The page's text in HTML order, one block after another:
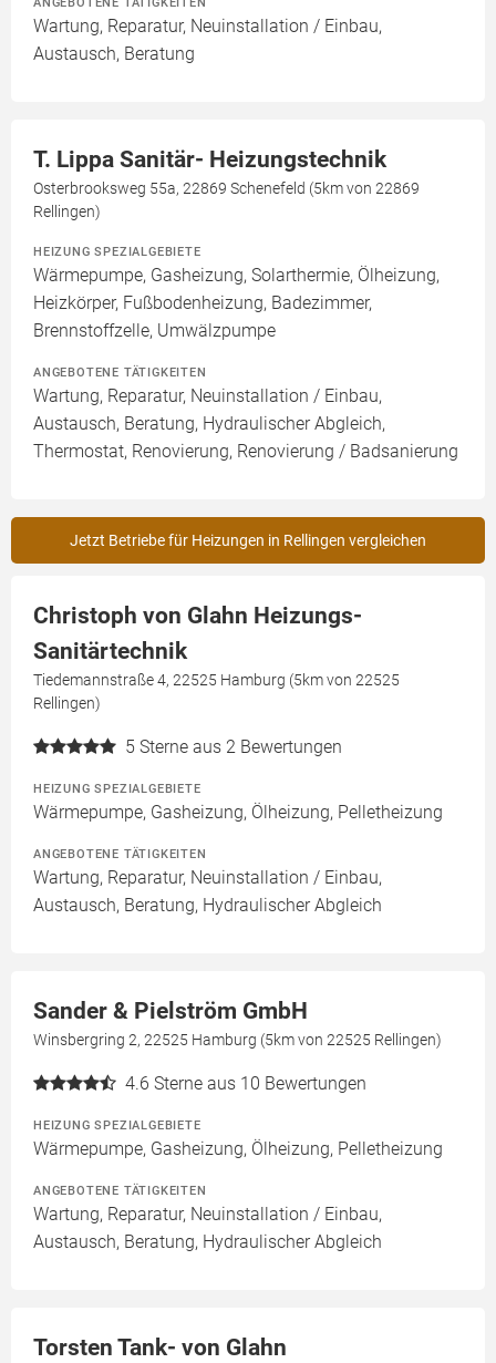
Wartung, Reparatur, Neuinstallation / Einbau,
Austausch, Beratung
T. Lippa Sanitär- Heizungstechnik
Osterbrooksweg 55a, 22869 Schenefeld (5km von 22869
Rellingen)
HEIZUNG SPEZIALGEBIETE
Wärmepumpe, Gasheizung, Solarthermie, Ölheizung,
Heizkörper, Fußbodenheizung, Badezimmer,
Brennstoffzelle, Umwälzpumpe
ANGEBOTENE TÄTIGKEITEN
Wartung, Reparatur, Neuinstallation / Einbau,
Austausch, Beratung, Hydraulischer Abgleich,
Thermostat, Renovierung, Renovierung / Badsanierung
Jetzt Betriebe für Heizungen in Rellingen vergleichen
Christoph von Glahn Heizungs-
Sanitärtechnik
Tiedemannstraße 4, 22525 Hamburg (5km von 22525
Rellingen)
5 Sterne aus 2 Bewertungen
HEIZUNG SPEZIALGEBIETE
Wärmepumpe, Gasheizung, Ölheizung, Pelletheizung
ANGEBOTENE TÄTIGKEITEN
Wartung, Reparatur, Neuinstallation / Einbau,
Austausch, Beratung, Hydraulischer Abgleich
Sander & Pielström GmbH
Winsbergring 2, 22525 Hamburg (5km von 22525 Rellingen)
4.6 Sterne aus 10 Bewertungen
HEIZUNG SPEZIALGEBIETE
Wärmepumpe, Gasheizung, Ölheizung, Pelletheizung
ANGEBOTENE TÄTIGKEITEN
Wartung, Reparatur, Neuinstallation / Einbau,
Austausch, Beratung, Hydraulischer Abgleich
Torsten Tank- von Glahn